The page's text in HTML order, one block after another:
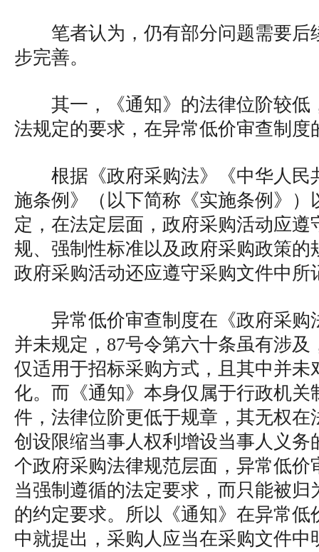
笔者认为，仍有部分问题需要后
步完善。
其一，《通知》的法律位阶较低
法规定的要求，在异常低价审查制度
根据《政府采购法》《中华人民
施条例》（以下简称《实施条例》）
定，在法定层面，政府采购活动应遵
规、强制性标准以及政府采购政策的
政府采购活动还应遵守采购文件中所
异常低价审查制度在《政府采购
并未规定，87号令第六十条虽有涉
仅适用于招标采购方式，且其中并未
化。而《通知》本身仅属于行政机关
件，法律位阶更低于规章，其无权在
创设限缩当事人权利增设当事人义务
个政府采购法律规范层面，异常低价
当强制遵循的法定要求，而只能被归
的约定要求。所以《通知》在异常低
中就提出，采购人应当在采购文件中